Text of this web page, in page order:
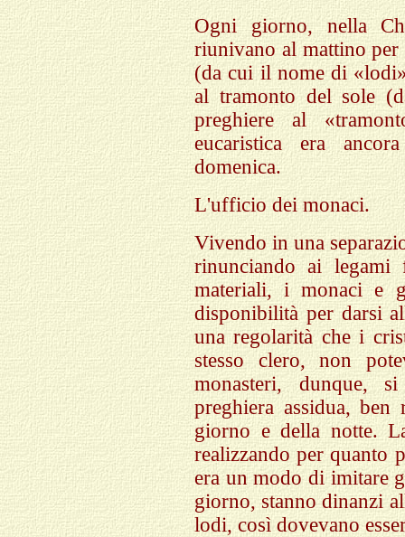
Ogni giorno, nella
riunivano al mattino
(da cui il nome di
al tramonto del sole
preghiere al
eucaristica era
domenica.
L'ufficio dei monaci.
Vivendo in una
rinunciando ai legami
materiali, i monaci e
disponibilità per darsi
una regolarità che i
stesso clero, non
monasteri, dunque,
preghiera assidua,
giorno e della notte.
realizzando per quanto
era un modo di imitare
giorno, stanno dinanzi
lodi, così dovevano